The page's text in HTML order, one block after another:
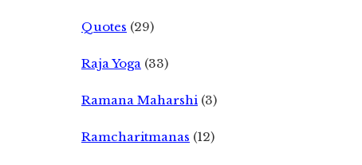
Quotes (29)
Raja Yoga (33)
Ramana Maharshi (3)
Ramcharitmanas (12)